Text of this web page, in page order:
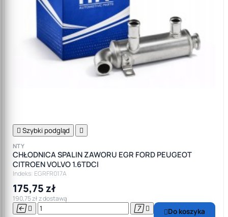
 Szybki podgląd 
NTY
CHŁODNICA SPALIN ZAWORU EGR FORD PEUGEOT
CITROEN VOLVO 1.6TDCI
Indeks: EGRFR017A
175,75 zł
190,75 zł z dostawą
    Do koszyka